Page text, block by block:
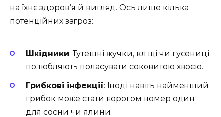
на їхнє здоров’я й вигляд. Ось лише кілька
потенційних загроз:
Шкідники: Тутешні жучки, кліщі чи гусениці
полюбляють поласувати соковитою хвоєю.
Грибкові інфекції: Іноді навіть найменший
грибок може стати ворогом номер один
для сосни чи ялини.